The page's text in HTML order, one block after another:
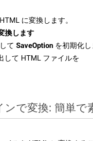
に変換します。
換します
て SaveOption を初期化
して HTML ファイルを
で変換: 簡単で